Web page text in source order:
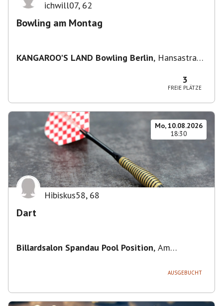
ichwill07, 62
Bowling am Montag
KANGAROO'S LAND Bowling Berlin, Hansastraße
3
FREIE PLÄTZE
Mo, 10.08.2026
18:30
Hibiskus58, 68
Dart
Billardsalon Spandau Pool Position, Am
AUSGEBUCHT